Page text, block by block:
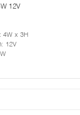
12V
4W x 3H
: 12V